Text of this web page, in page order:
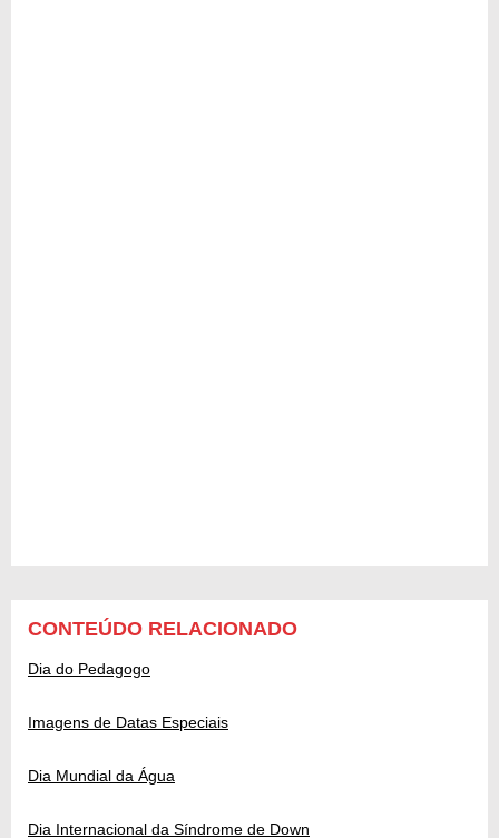
CONTEÚDO RELACIONADO
Dia do Pedagogo
Imagens de Datas Especiais
Dia Mundial da Água
Dia Internacional da Síndrome de Down